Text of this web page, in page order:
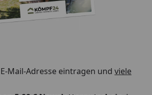
Mail-Adresse eintragen und viele